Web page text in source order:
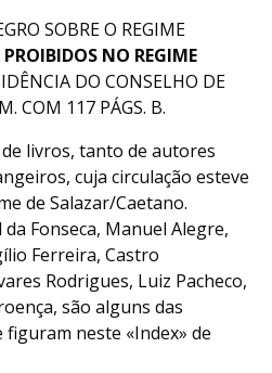
SOBRE O REGIME
PROIBIDOS NO REGIME
DO CONSELHO DE
COM 117 PÁGS. B.
livros, tanto de autores
cuja circulação esteve
de Salazar/Caetano.
Fonseca, Manuel Alegre,
Ferreira, Castro
Rodrigues, Luiz Pacheco,
são alguns das
neste «Index» de